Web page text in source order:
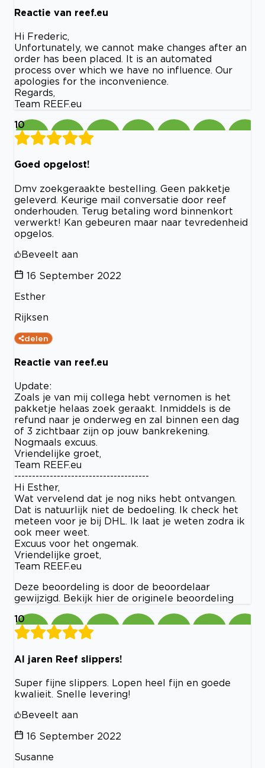
Reactie van reef.eu
Hi Frederic,
Unfortunately, we cannot make changes after an
order has been placed. It is an automated
process over which we have no influence. Our
apologies for the inconvenience.
Regards,
Team REEF.eu
10
Goed opgelost!
Dmv zoekgeraakte bestelling. Geen pakketje
geleverd. Keurige mail conversatie door reef
onderhouden. Terug betaling word binnenkort
verwerkt! Kan gebeuren maar naar tevredenheid
opgelos.
Beveelt aan
16 September 2022
Esther
Rijksen
delen
Reactie van reef.eu
Update:
Zoals je van mij collega hebt vernomen is het
pakketje helaas zoek geraakt. Inmiddels is de
refund naar je onderweg en zal binnen een dag
of 3 zichtbaar zijn op jouw bankrekening.
Nogmaals excuus.
Vriendelijke groet,
Team REEF.eu
--------------------------------------
Hi Esther,
Wat vervelend dat je nog niks hebt ontvangen.
Dat is natuurlijk niet de bedoeling. Ik check het
meteen voor je bij DHL. Ik laat je weten zodra ik
ook meer weet.
Excuus voor het ongemak.
Vriendelijke groet,
Team REEF.eu
Deze beoordeling is door de beoordelaar
gewijzigd. Bekijk hier de originele beoordeling
10
Al jaren Reef slippers!
Super fijne slippers. Lopen heel fijn en goede
kwalieit. Snelle levering!
Beveelt aan
16 September 2022
Susanne